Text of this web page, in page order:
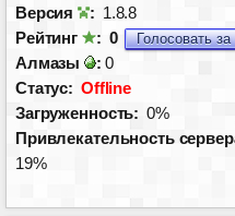
Версия
: 1.8.8
Рейтинг
: 0 Голосовать за
Алмазы : 0
Статус: Offline
Загруженность: 0%
Привлекательность
19%